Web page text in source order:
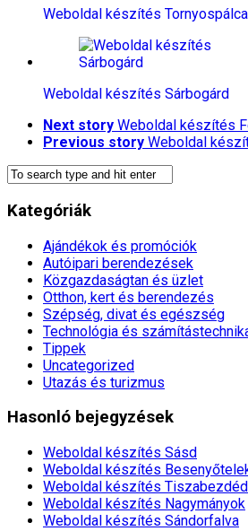
Weboldal készítés​ Tornyospálca
Weboldal készítés​ Sárbogárd
Next story Weboldal készítés​
Previous story Weboldal
Kategóriák
Ajándékok és promóciók
Autóipari berendezések
Közgazdaságtan és üzlet
Otthon, kert és berendezés
Szépség, divat és egészség
Technológia és
Tippek
Uncategorized
Utazás és turizmus
Hasonló bejegyzések
Weboldal készítés​ Sásd
Weboldal készítés​
Weboldal készítés​ Tiszabezdéd
Weboldal készítés​ Nagymányok
Weboldal készítés​ Sándorfalva